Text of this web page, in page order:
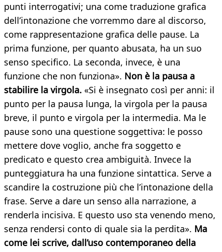
punti interrogativi; una come traduzione grafica
dell’intonazione che vorremmo dare al discorso,
come rappresentazione grafica delle pause. La
prima funzione, per quanto abusata, ha un suo
senso specifico. La seconda, invece, è una
funzione che non funziona». Non è la pausa a
stabilire la virgola. «Si è insegnato così per anni: il
punto per la pausa lunga, la virgola per la pausa
breve, il punto e virgola per la intermedia. Ma le
pause sono una questione soggettiva: le posso
mettere dove voglio, anche fra soggetto e
predicato e questo crea ambiguità. Invece la
punteggiatura ha una funzione sintattica. Serve a
scandire la costruzione più che l’intonazione della
frase. Serve a dare un senso alla narrazione, a
renderla incisiva. E questo uso sta venendo meno,
senza rendersi conto di quale sia la perdita». Ma
come lei scrive, dall’uso contemporaneo della